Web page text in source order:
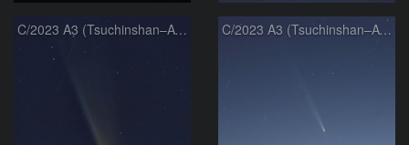
C/2023 A3 (Tsuchinshan–ATLAS) C/2023 A3 (Tsuchinshan–ATLAS)